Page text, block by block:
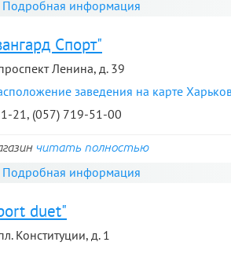
Подробная информация
Спорт"
Ленина, д. 39
заведения на карте
21, (057) 719-51-00
читать полностью
Подробная информация
duet"
Конституции, д. 1